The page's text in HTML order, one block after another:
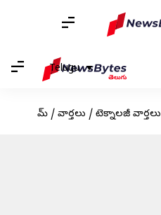
Telugu
హోమ్ / వార్తలు / టెక్నాలజీ వార్తలు